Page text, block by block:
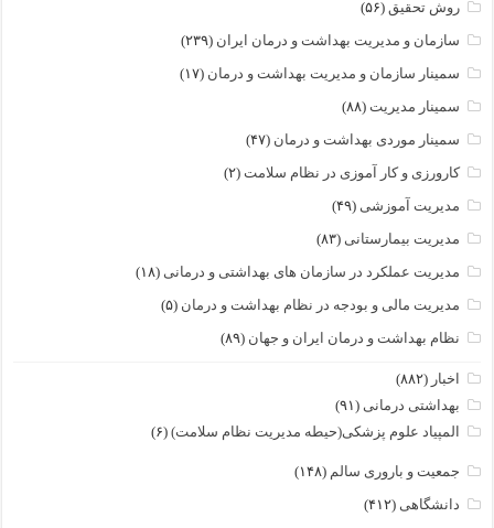
روش تحقیق (۵۶)
سازمان و مدیریت بهداشت و درمان ایران (۲۳۹)
سمینار سازمان و مدیریت بهداشت و درمان (۱۷)
سمینار مدیریت (۸۸)
سمینار موردی بهداشت و درمان (۴۷)
کارورزی و کار آموزی در نظام سلامت (۲)
مدیریت آموزشی (۴۹)
مدیریت بیمارستانی (۸۳)
مدیریت عملکرد در سازمان های بهداشتی و درمانی (۱۸)
مدیریت مالی و بودجه در نظام بهداشت و درمان (۵)
نظام بهداشت و درمان ایران و جهان (۸۹)
اخبار (۸۸۲)
بهداشتی درمانی (۹۱)
المپیاد علوم پزشکی(حیطه مدیریت نظام سلامت) (۶)
جمعیت و باروری سالم (۱۴۸)
دانشگاهی (۴۱۲)